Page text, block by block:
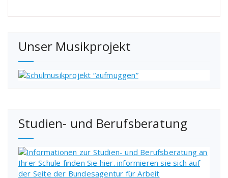
Unser Musikprojekt
Studien- und Berufsberatung